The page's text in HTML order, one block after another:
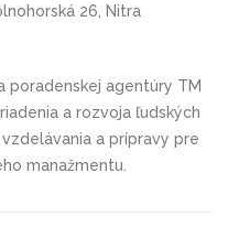
26, Nitra
poradenskej agentúry TM
a rozvoja ľudských
a prípravy pre
manažmentu.